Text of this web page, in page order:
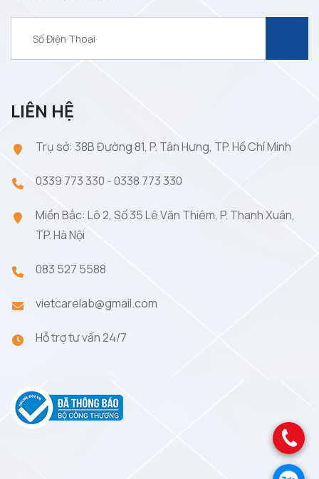
LIÊN HỆ
Trụ sở: 38B Đường 81, P. Tân Hưng, TP. Hồ Chí Minh
0339 773 330 -0338 773 330
Miền Bắc: Lô 2, Số 35 Lê Văn Thiêm, P. Thanh Xuân,
TP. Hà Nội
083 527 5588
vietcarelab@gmail.com
Hỗ trợ tư vấn 24/7
.